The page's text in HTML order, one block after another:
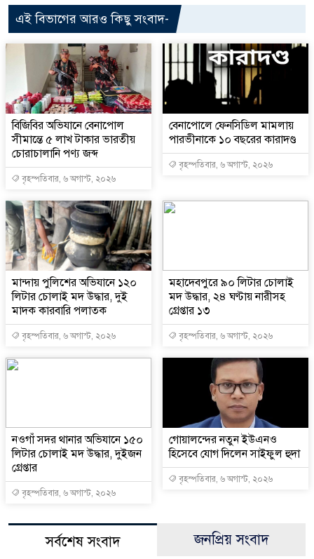
এই বিভাগের আরও কিছু সংবাদ-
বিজিবির অভিযানে বেনাপোল
সীমান্তে ৫ লাখ টাকার ভারতীয়
চোরাচালানি পণ্য জব্দ
বৃহস্পতিবার, ৬ অগাস্ট, ২০২৬
বেনাপোলে ফেনসিডিল মামলায়
পারভীনাকে ১০ বছরের কারাদণ্ড
বৃহস্পতিবার, ৬ অগাস্ট, ২০২৬
মান্দায় পুলিশের অভিযানে ১২০
লিটার চোলাই মদ উদ্ধার, দুই
মাদক কারবারি পলাতক
বৃহস্পতিবার, ৬ অগাস্ট, ২০২৬
মহাদেবপুরে ৯০ লিটার চোলাই
মদ উদ্ধার, ২৪ ঘণ্টায় নারীসহ
গ্রেপ্তার ১৩
বৃহস্পতিবার, ৬ অগাস্ট, ২০২৬
নওগাঁ সদর থানার অভিযানে ১৫০
লিটার চোলাই মদ উদ্ধার, দুইজন
গ্রেপ্তার
বৃহস্পতিবার, ৬ অগাস্ট, ২০২৬
গোয়ালন্দের নতুন ইউএনও
হিসেবে যোগ দিলেন সাইফুল হুদা
বৃহস্পতিবার, ৬ অগাস্ট, ২০২৬
সর্বশেষ সংবাদ জনপ্রিয় সংবাদ